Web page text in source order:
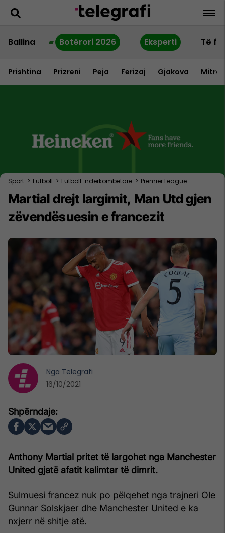
Ballina Botërori 2026 Eksperti Të
Prishtina Prizreni Peja Ferizaj Gjakova
Sport > Futboll > Futboll-nderkombetare > Premier League
Martial drejt largimit, Man Utd gjen
zëvendësuesin e francezit
Anthony Martial pritet të largohet nga Manchester
United gjatë afatit kalimtar të dimrit.
Sulmuesi francez nuk po pëlqehet nga trajneri Ole
Gunnar Solskjaer dhe Manchester United e ka
nxjerr në shitje atë.
Nga Telegrafi
16/10/2021